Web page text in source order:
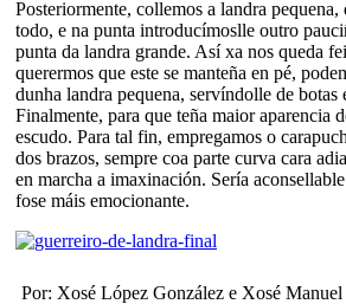
Posteriormente, collemos a landra
todo, e na punta introducímoslle outro
punta da landra grande. Así xa nos queda
querermos que este se manteña en pé,
dunha landra pequena, servíndolle de
Finalmente, para que teña maior aparencia
escudo. Para tal fin, empregamos o
dos brazos, sempre coa parte curva cara
en marcha a imaxinación. Sería
fose máis emocionante.
Por: Xosé López González e Xosé Manuel